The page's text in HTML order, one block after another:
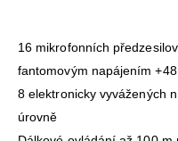
16 mikrofonních
fantomovým napájením
8 elektronicky vyvážených
úrovně